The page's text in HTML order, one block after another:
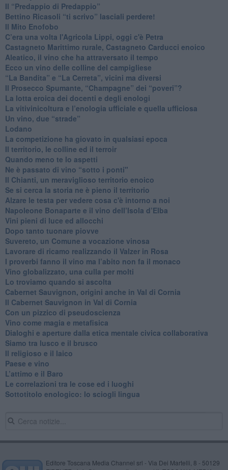
Il “Predappio di Predappio”
Bettino Ricasoli “ti scrivo” lasciali perdere!
Il Mito Enofobo
​C’era una volta l'Agricola Lippi, oggi c'è Petra
​Castagneto Marittimo rurale, Castagneto Carducci enoico
Aleatico, il vino che ha attraversato il tempo
Ecco un vino delle colline del campigliese
“La Bandita” e “La Cerreta”, vicini ma diversi
​Il Prosecco Spumante, “Champagne” dei “poveri”?
​La lotta eroica dei docenti e degli enologi
​La vitivinicoltura e l’enologia ufficiale e quella ufficiosa
​Un vino, due “strade”
Lodano
​La competizione ha giovato in qualsiasi epoca
Il territorio, le colline ed il terroir
Quando meno te lo aspetti
​Ne è passato di vino “sotto i ponti"
​Il Chianti, un meraviglioso territorio enoico
​Se si cerca la storia ne è pieno il territorio
Alzare le testa per vedere cosa c'è intorno a noi
​Napoleone Bonaparte e il vino dell’Isola d’Elba
Vini pieni di luce ed allocchi
Dopo tanto tuonare piovve
Suvereto, un Comune a vocazione vinosa
Lavorare di ricamo realizzando il Valzer in Rosa
​I proverbi fanno il vino ma l’abito non fa il monaco
Vino globalizzato, una culla per molti
Lo troviamo quando si ascolta
Cabernet Sauvignon, origini anche in Val di Cornia
Il Cabernet Sauvignon in Val di Cornia
Con un pizzico di pseudoscienza
​Vino come magia e metafisica
Dialoghi e aperture dalla etica mentale civica collaborativa
Siamo tra lusco e il brusco
Il religioso e il laico
​Paese e vino
L’attimo e il Baro
Le correlazioni tra le cose ed i luoghi
​Sottotitolo enologico: lo sciogli lingua
Editore Toscana Media Channel srl - Via Dei Martelli, 8 - 50129